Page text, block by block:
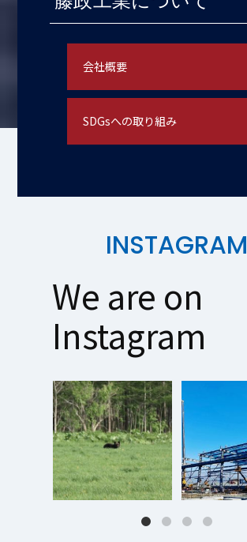
会社概要
SDGsへの取り組み
INSTAGRAM
We are on
Instagram